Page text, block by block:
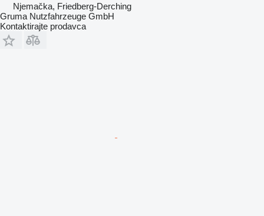
Njemačka, Friedberg-Derching
Gruma Nutzfahrzeuge GmbH
Kontaktirajte prodavca